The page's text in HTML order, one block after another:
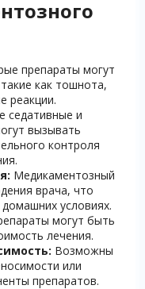
препараты могут
как тошнота,
реакции.
седативные и
вызывать
контроля
Медикаментозный
врача, что
условиях.
могут быть
лечения.
Возможны
или
препаратов.